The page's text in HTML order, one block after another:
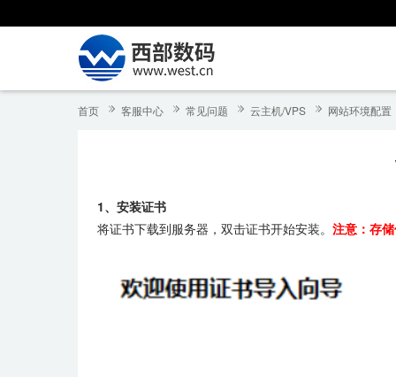
首页 客服中心 常见问题 云主机/VPS 网站环境配置
1、安装证书
将证书下载到服务器，双击证书开始安装。 注意：存